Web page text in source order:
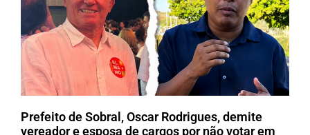
Prefeito de Sobral, Oscar Rodrigues, demite
vereador e esposa de cargos por não votar em